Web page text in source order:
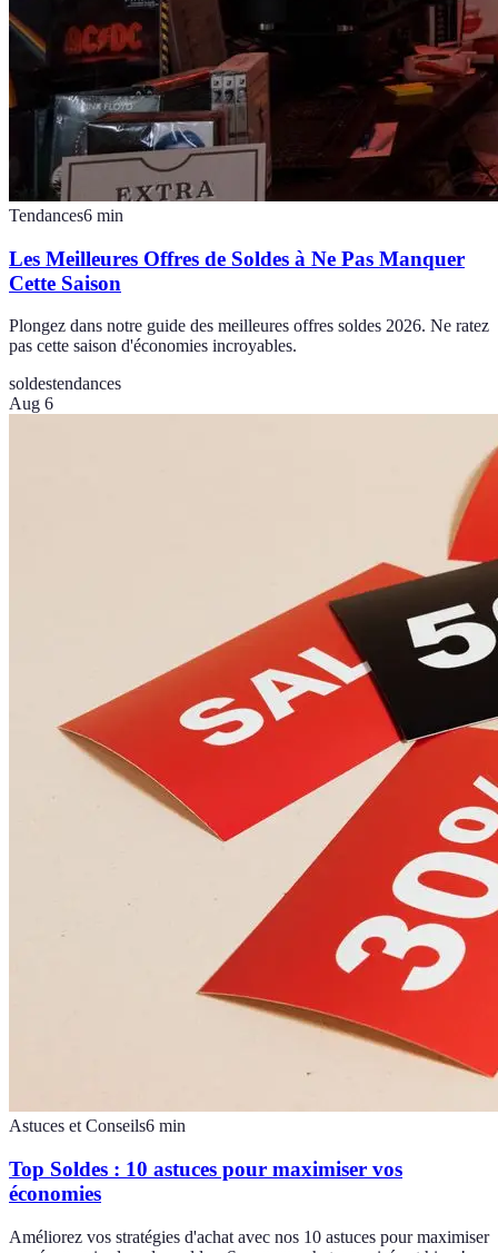
Tendances6 min
Les Meilleures Offres de Soldes à Ne Pas Manquer
Cette Saison
Plongez dans notre guide des meilleures offres soldes 2026. Ne ratez
pas cette saison d'économies incroyables.
soldestendances
Aug 6
Astuces et Conseils6 min
Top Soldes : 10 astuces pour maximiser vos
économies
Améliorez vos stratégies d'achat avec nos 10 astuces pour maximiser